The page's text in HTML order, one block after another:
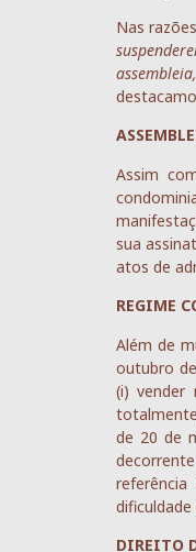
Nas
Assim
sua
atos de
REGIME
Além de
outubro
(i) vender
de 20 de
DIREITO